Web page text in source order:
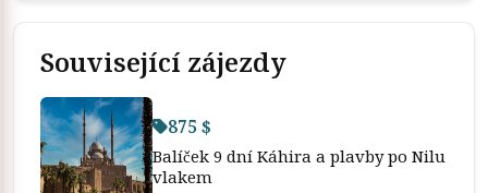
Související zájezdy
875 $
Balíček 9 dní Káhira a plavby po Nilu
vlakem